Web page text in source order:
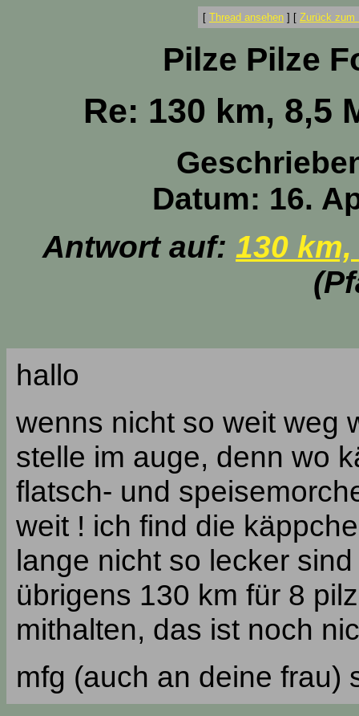
[ Thread ansehen ] [ Zurück zum
Pilze Pilze
Re: 130 km, 8,5
Datum: 16.
Antwort auf: 130
hallo
wenns nicht so weit weg
stelle im auge, denn wo
flatsch- und
weit ! ich find die
lange nicht so lecker
übrigens 130 km für 8
mithalten, das ist noch
mfg (auch an deine frau)